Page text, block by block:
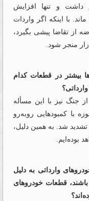
داشت و تنها افزایش
با اینکه اگر واردات
از تقاضا پیشی بگیرد،
منجر شود.
بیشتر در قطعات کدام
جنگ نیز با این مسأله
با کمبودهایی روبه‌رو
شد. به همین دلیل،
بوده‌ایم.
وارداتی به دلیل
قطعات خودروهای